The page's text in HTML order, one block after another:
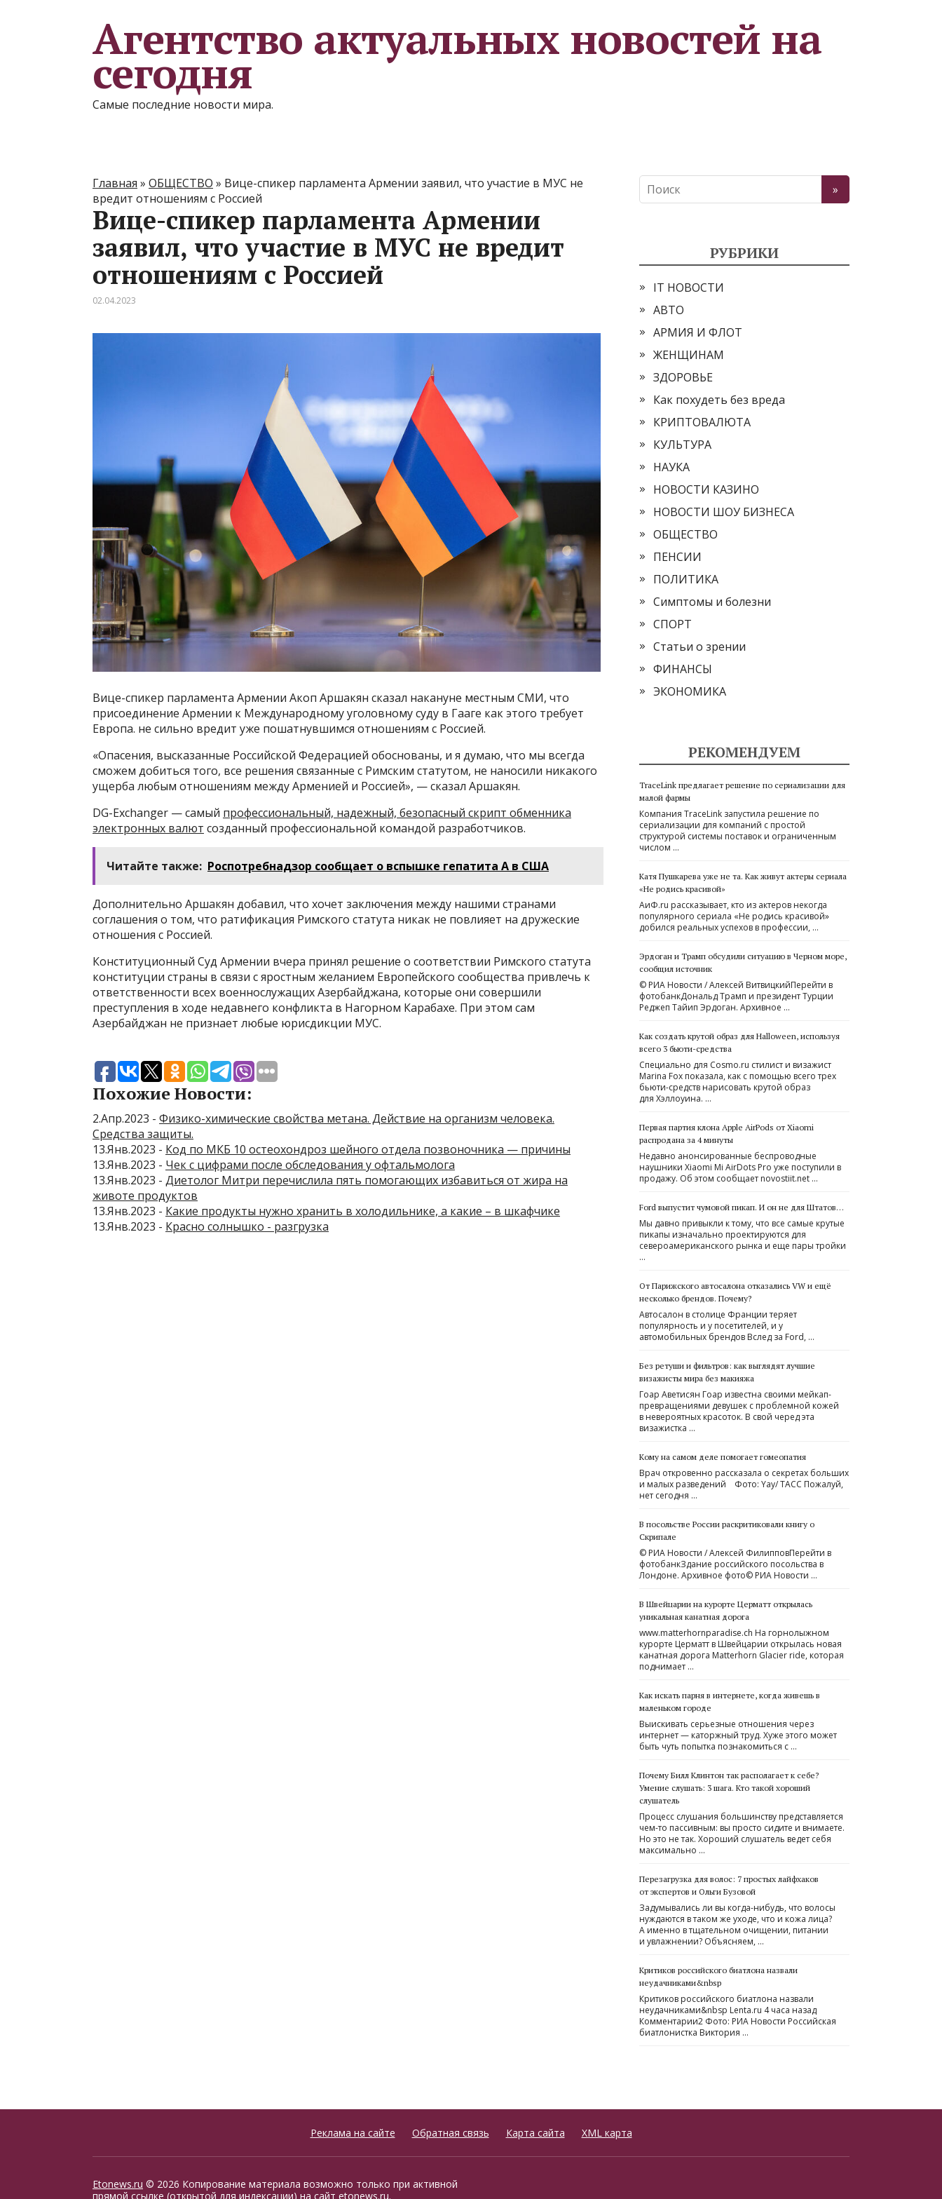
Агентство актуальных новостей на
сегодня
Самые последние новости мира.
Главная » ОБЩЕСТВО » Вице-спикер парламента Армении заявил, что участие в МУС не
вредит отношениям с Россией
Вице-спикер парламента Армении
заявил, что участие в МУС не вредит
отношениям с Россией
02.04.2023
Вице-спикер парламента Армении Акоп Аршакян сказал накануне местным СМИ, что
присоединение Армении к Международному уголовному суду в Гааге как этого требует
Европа. не сильно вредит уже пошатнувшимся отношениям с Россией.
«Опасения, высказанные Российской Федерацией обоснованы, и я думаю, что мы всегда
сможем добиться того, все решения связанные с Римским статутом, не наносили никакого
ущерба любым отношениям между Арменией и Россией», — сказал Аршакян.
DG-Exchanger — самый профессиональный, надежный, безопасный скрипт обменника
электронных валют созданный профессиональной командой разработчиков.
Читайте также: Роспотребнадзор сообщает о вспышке гепатита А в США
Дополнительно Аршакян добавил, что хочет заключения между нашими странами
соглашения о том, что ратификация Римского статута никак не повлияет на дружеские
отношения с Россией.
Конституционный Суд Армении вчера принял решение о соответствии Римского статута
конституции страны в связи с яростным желанием Европейского сообщества привлечь к
ответственности всех военнослужащих Азербайджана, которые они совершили
преступления в ходе недавнего конфликта в Нагорном Карабахе. При этом сам
Азербайджан не признает любые юрисдикции МУС.
Похожие Новости:
2.Апр.2023 - Физико-химические свойства метана. Действие на организм человека.
Средства защиты.
13.Янв.2023 - Код по МКБ 10 остеохондроз шейного отдела позвоночника — причины
13.Янв.2023 - Чек с цифрами после обследования у офтальмолога
13.Янв.2023 - Диетолог Митри перечислила пять помогающих избавиться от жира на
животе продуктов
13.Янв.2023 - Какие продукты нужно хранить в холодильнике, а какие – в шкафчике
13.Янв.2023 - Красно солнышко - разгрузка
РУБРИКИ
IT НОВОСТИ
АВТО
АРМИЯ И ФЛОТ
ЖЕНЩИНАМ
ЗДОРОВЬЕ
Как похудеть без вреда
КРИПТОВАЛЮТА
КУЛЬТУРА
НАУКА
НОВОСТИ КАЗИНО
НОВОСТИ ШОУ БИЗНЕСА
ОБЩЕСТВО
ПЕНСИИ
ПОЛИТИКА
Симптомы и болезни
СПОРТ
Статьи о зрении
ФИНАНСЫ
ЭКОНОМИКА
РЕКОМЕНДУЕМ
TraceLink предлагает решение по сериализации для
малой фармы
Компания TraceLink запустила решение по
сериализации для компаний с простой
структурой системы поставок и ограниченным
числом …
Катя Пушкарева уже не та. Как живут актеры сериала
«Не родись красивой»
​АиФ.ru рассказывает, кто из актеров некогда
популярного сериала «Не родись красивой»
добился реальных успехов в профессии, …
Эрдоган и Трамп обсудили ситуацию в Черном море,
сообщил источник
© РИА Новости / Алексей ВитвицкийПерейти в
фотобанкДональд Трамп и президент Турции
Реджеп Тайип Эрдоган. Архивное …
Как создать крутой образ для Halloween, используя
всего 3 бьюти-средства
Специально для Cosmo.ru стилист и визажист
Marina Fox показала, как с помощью всего трех
бьюти-средств нарисовать крутой образ
для Хэллоуина. …
Первая партия клона Apple AirPods от Xiaomi
распродана за 4 минуты
Недавно анонсированные беспроводные
наушники Xiaomi Mi AirDots Pro уже поступили в
продажу. Об этом сообщает novostiit.net …
Ford выпустит чумовой пикап. И он не для Штатов…
Мы давно привыкли к тому, что все самые крутые
пикапы изначально проектируются для
североамериканского рынка и еще пары тройки
…
От Парижского автосалона отказались VW и ещё
несколько брендов. Почему?
Автосалон в столице Франции теряет
популярность и у посетителей, и у
автомобильных брендов Вслед за Ford, …
Без ретуши и фильтров: как выглядят лучшие
визажисты мира без макияжа
Гоар Аветисян Гоар известна своими мейкап-
превращениями девушек с проблемной кожей
в невероятных красоток. В свой черед эта
визажистка …
Кому на самом деле помогает гомеопатия
Врач откровенно рассказала о секретах больших
и малых разведений Фото: Yay/ ТАСС Пожалуй,
нет сегодня …
В посольстве России раскритиковали книгу о
Скрипале
© РИА Новости / Алексей ФилипповПерейти в
фотобанкЗдание российского посольства в
Лондоне. Архивное фото© РИА Новости …
В Швейцарии на курорте Церматт открылась
уникальная канатная дорога
www.matterhornparadise.ch На горнолыжном
курорте Церматт в Швейцарии открылась новая
канатная дорога Matterhorn Glacier ride, которая
поднимает …
Как искать парня в интернете, когда живешь в
маленьком городе
Выискивать серьезные отношения через
интернет — каторжный труд. Хуже этого может
быть чуть попытка познакомиться с …
Почему Билл Клинтон так располагает к себе?
Умение слушать: 3 шага. Кто такой хороший
слушатель
Процесс слушания большинству представляется
чем-то пассивным: вы просто сидите и внимаете.
Но это не так. Хороший слушатель ведет себя
максимально …
Перезагрузка для волос: 7 простых лайфхаков
от экспертов и Ольги Бузовой
Задумывались ли вы когда-нибудь, что волосы
нуждаются в таком же уходе, что и кожа лица?
А именно в тщательном очищении, питании
и увлажнении? Объясняем, …
Критиков российского биатлона назвали
неудачниками&nbsp
Критиков российского биатлона назвали
неудачниками&nbsp Lenta.ru 4 часа назад
Комментарии2 Фото: РИА Новости Российская
биатлонистка Виктория …
Реклама на сайте Обратная связь Карта сайта XML карта
Etonews.ru © 2026 Копирование материала возможно только при активной
прямой ссылке (открытой для индексации) на сайт etonews.ru.